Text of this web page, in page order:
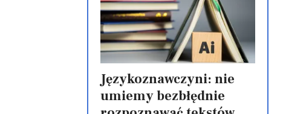
Językoznawczyni: nie
umiemy bezbłędnie